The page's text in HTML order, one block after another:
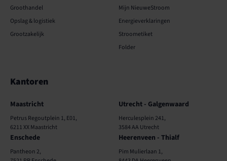
Groothandel
Opslag & logistiek
Grootzakelijk
Mijn NieuweStroom
Energieverklaringen
Stroometiket
Folder
Kantoren
Maastricht
Petrus Regoutplein 1, E01,
6211 XX Maastricht
Utrecht - Galgenwaard
Herculesplein 241,
3584 AA Utrecht
Enschede
Pantheon 2,
Heerenveen - Thialf
Pim Mulierlaan 1,